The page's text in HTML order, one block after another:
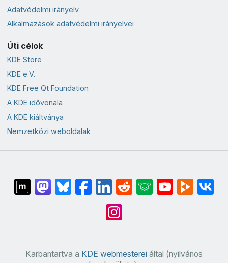
Adatvédelmi irányelv
Alkalmazások adatvédelmi irányelvei
Úti célok
KDE Store
KDE e.V.
KDE Free Qt Foundation
A KDE idővonala
A KDE kiáltványa
Nemzetközi weboldalak
Karbantartva a KDE webmesterei által (nyilvános